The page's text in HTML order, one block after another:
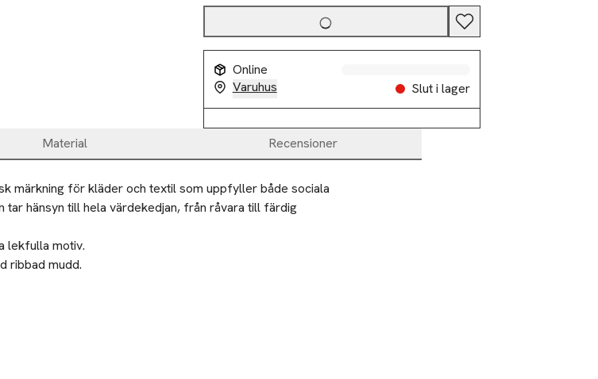
Online
Varuhus
Slut i lager
Material Recensioner
märkning för kläder och textil som uppfyller både sociala
tar hänsyn till hela värdekedjan, från råvara till färdig
lekfulla motiv.
ribbad mudd.